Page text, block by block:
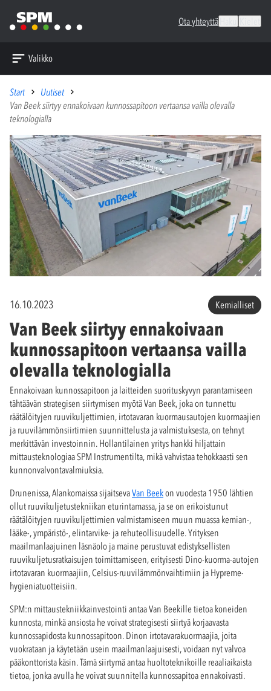
Ota yhteyttä
Valikko
Start
Uutiset
Van Beek siirtyy ennakoivaan kunnossapitoon vertaansa vailla olevalla
teknologialla
16.10.2023 Kemialliset
Van Beek siirtyy ennakoivaan
kunnossapitoon vertaansa vailla
olevalla teknologialla
Ennakoivaan kunnossapitoon ja laitteiden suorituskyvyn parantamiseen
tähtäävän strategisen siirtymisen myötä Van Beek, joka on tunnettu
räätälöityjen ruuvikuljettimien, irtotavaran kuormausautojen kuormaajien
ja ruuvilämmönsiirtimien suunnittelusta ja valmistuksesta, on tehnyt
merkittävän investoinnin. Hollantilainen yritys hankki hiljattain
mittausteknologiaa SPM Instrumentilta, mikä vahvistaa tehokkaasti sen
kunnonvalvontavalmiuksia.
Drunenissa, Alankomaissa sijaitsevaVan Beekon vuodesta 1950 lähtien
ollut ruuvikuljetustekniikan eturintamassa, ja se on erikoistunut
räätälöityjen ruuvikuljettimien valmistamiseen muun muassa kemian-,
lääke-, ympäristö-, elintarvike- ja rehuteollisuudelle. Yrityksen
maailmanlaajuinen läsnäolo ja maine perustuvat edistyksellisten
ruuvikuljetusratkaisujen toimittamiseen, erityisesti Dino-kuorma-autojen
irtotavaran kuormaajiin, Celsius-ruuvilämmönvaihtimiin ja Hypreme-
hygieniatuotteisiin.
SPM:n mittaustekniikkainvestointi antaa Van Beekille tietoa koneiden
kunnosta, minkä ansiosta he voivat strategisesti siirtyä korjaavasta
kunnossapidosta kunnossapitoon. Dinon irtotavarakuormaajia, joita
vuokrataan ja käytetään usein maailmanlaajuisesti, voidaan nyt valvoa
pääkonttorista käsin. Tämä siirtymä antaa huoltoteknikoille reaaliaikaista
tietoa, jonka avulla he voivat suunnitella kunnossapitoa ennakoivasti.